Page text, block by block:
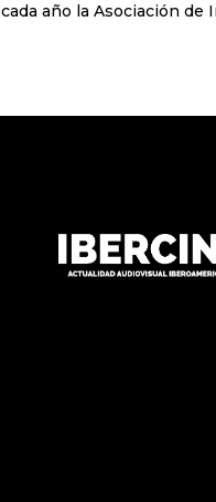
cada año la Asociación de